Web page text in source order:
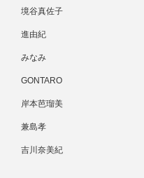
境谷真佐子
進由紀
みなみ
GONTARO
岸本芭瑠美
兼島孝
吉川奈美紀